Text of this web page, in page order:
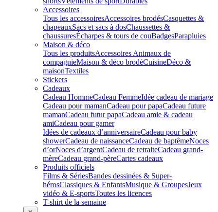
Accessoires
Tous les accessoiresAccessoires brodésCasquettes &
chapeauxSacs et sacs à dosChaussettes &
chaussuresÉcharpes & tours de couBadgesParapluies
Maison & déco
Tous les produitsAccessoires Animaux de
compagnieMaison & déco brodéCuisineDéco &
maisonTextiles
Stickers
Cadeaux
Cadeau HommeCadeau FemmeIdée cadeau de mariage​
Cadeau pour mamanCadeau pour papaCadeau future
mamanCadeau futur papaCadeau amie & cadeau
amiCadeau pour gamer
Idées de cadeaux d’anniversaireCadeau pour baby
showerCadeau de naissanceCadeau de baptêmeNoces
d’orNoces d’argentCadeau de retraiteCadeau grand-
mèreCadeau grand-pèreCartes cadeaux
Produits officiels
Films & SériesBandes dessinées & Super-
hérosClassiques & EnfantsMusique & GroupesJeux
vidéo & E-sportsToutes les licences
T-shirt de la semaine